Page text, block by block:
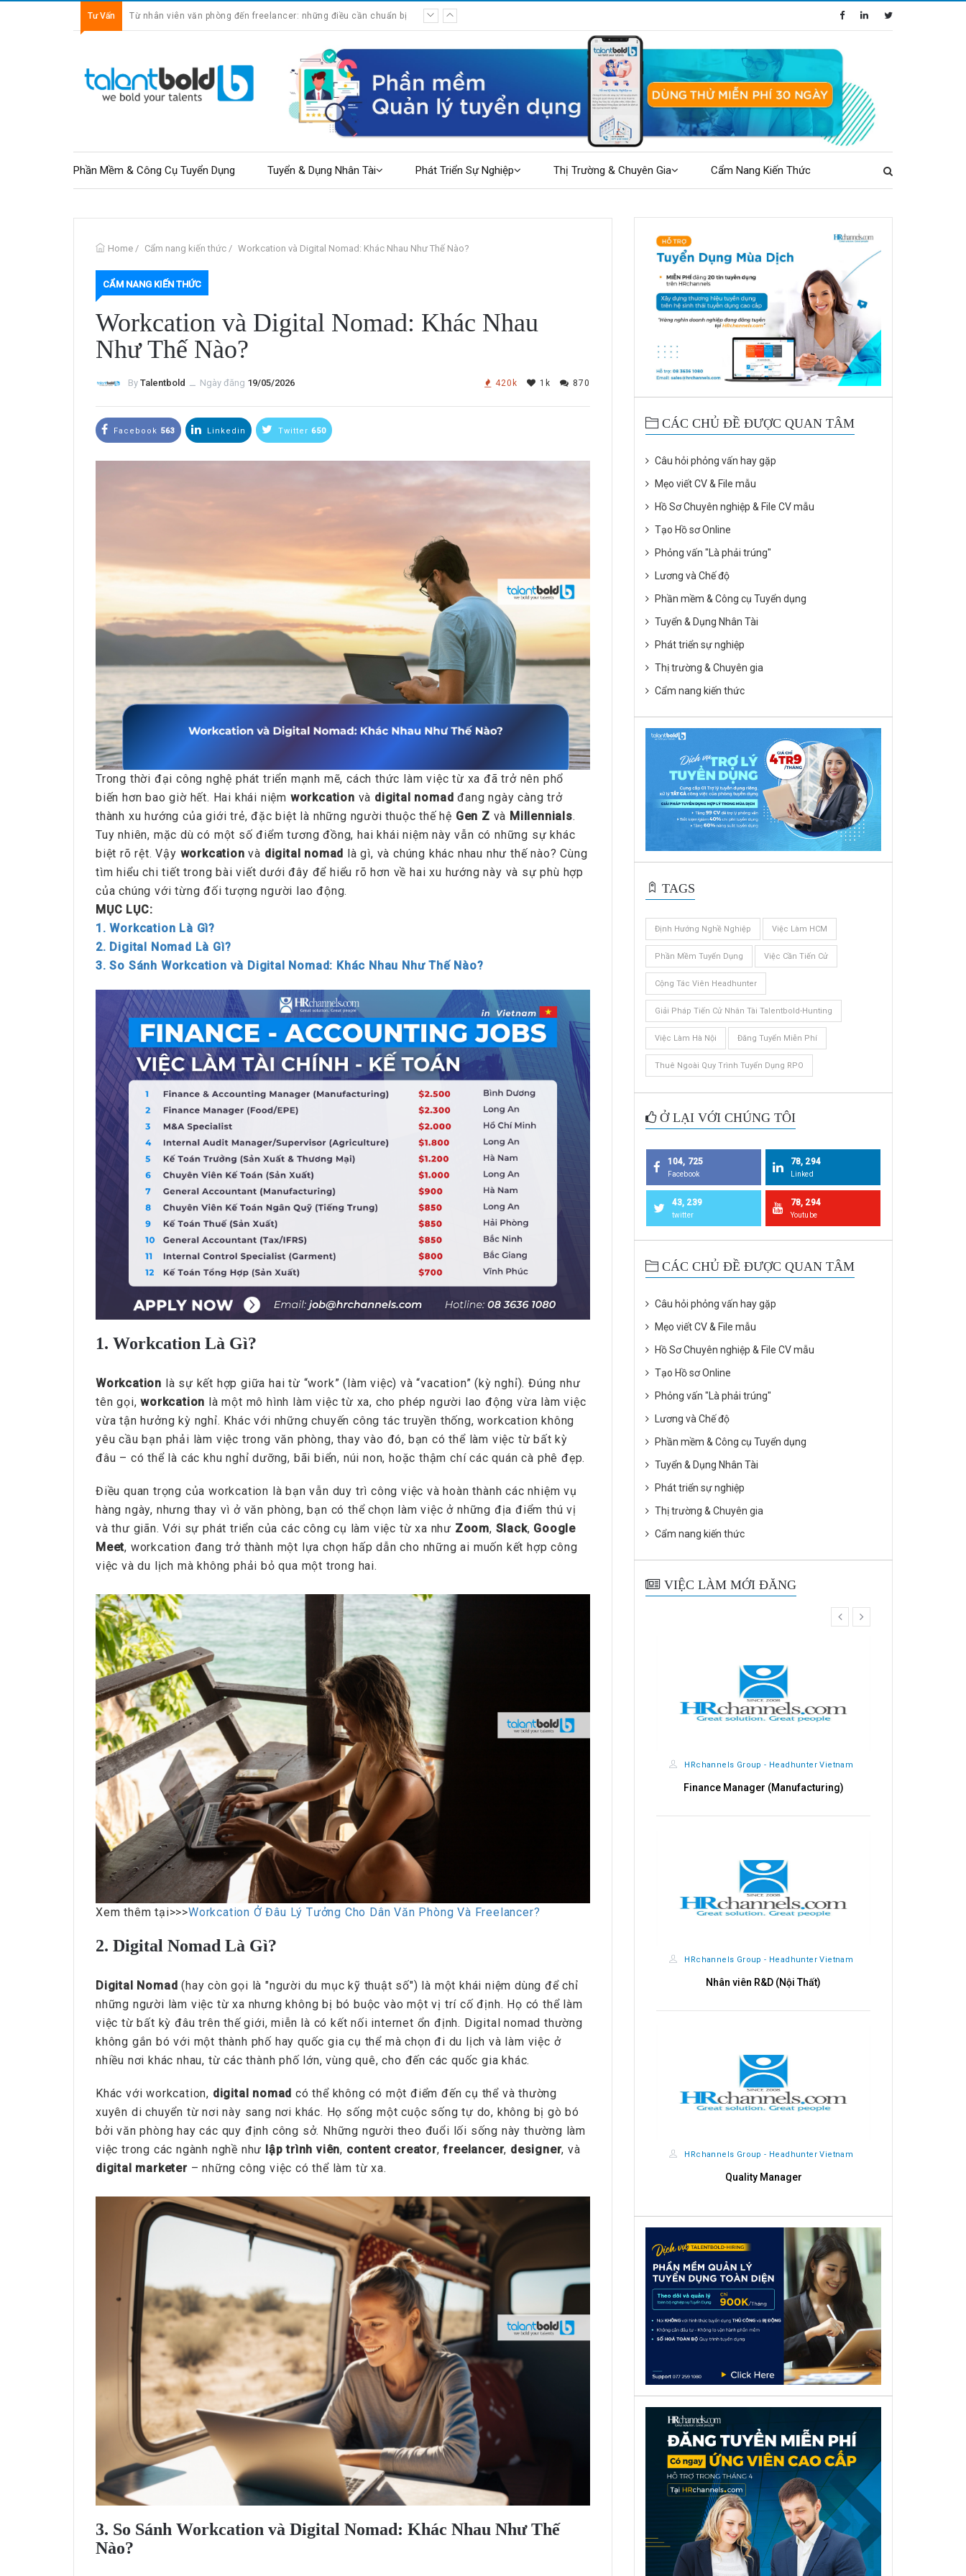
Tư Vấn
Từ nhân viên văn phòng đến freelancer: những điều cần chuẩn bị
Phần Mềm & Công Cụ Tuyển Dụng Tuyển & Dụng Nhân Tài Phát Triển Sự Nghiệp Thị Trường & Chuyên Gia Cẩm Nang Kiến Thức
Home / Cẩm nang kiến thức / Workcation và Digital Nomad: Khác Nhau Như Thế Nào?
CẨM NANG KIẾN THỨC
Workcation và Digital Nomad: Khác Nhau
Như Thế Nào?
By Talentbold ــ Ngày đăng 19/05/2026 420k 1k 870
Facebook 563 Linkedin Twitter 650
Trong thời đại công nghệ phát triển mạnh mẽ, cách thức làm việc từ xa đã trở nên phổ
biến hơn bao giờ hết. Hai khái niệm workcation và digital nomad đang ngày càng trở
thành xu hướng của giới trẻ, đặc biệt là những người thuộc thế hệ Gen Z và Millennials.
Tuy nhiên, mặc dù có một số điểm tương đồng, hai khái niệm này vẫn có những sự khác
biệt rõ rệt. Vậy workcation và digital nomad
là gì, và chúng khác nhau như thế nào? Cùng
tìm hiểu chi tiết trong bài viết dưới đây để hiểu rõ hơn về hai xu hướng này và sự phù hợp
của chúng với từng đối tượng người lao động.
MỤC LỤC:
1. Workcation Là Gì?
2. Digital Nomad Là Gì?
3. So Sánh Workcation và Digital Nomad: Khác Nhau Như Thế Nào?
1. Workcation Là Gì?
Workcation là sự kết hợp giữa hai từ “work” (làm việc) và “vacation” (kỳ nghỉ). Đúng như
tên gọi,workcation là một mô hình làm việc từ xa, cho phép người lao động vừa làm việc
vừa tận hưởng kỳ nghỉ. Khác với những chuyến công tác truyền thống, workcation không
yêu cầu bạn phải làm việc trong văn phòng, thay vào đó, bạn có thể làm việc từ bất kỳ
đâu – có thể là các khu nghỉ dưỡng, bãi biển, núi non, hoặc thậm chí các quán cà phê đẹp.
Điều quan trọng của workcation là bạn vẫn duy trì công việc và hoàn thành các nhiệm vụ
hàng ngày, nhưng thay vì ở văn phòng, bạn có thể chọn làm việc ở những địa điểm thú vị
và thư giãn. Với sự phát triển của các công cụ làm việc từ xa như Zoom, Slack, Google
Meet, workcation đang trở thành một lựa chọn hấp dẫn cho những ai muốn kết hợp công
việc và du lịch mà không phải bỏ qua một trong hai.
Xem thêm tại>>>Workcation Ở Đâu Lý Tưởng Cho Dân Văn Phòng Và Freelancer?
2. Digital Nomad Là Gì?
Digital Nomad (hay còn gọi là "người du mục kỹ thuật số") là một khái niệm dùng để chỉ
những người làm việc từ xa nhưng không bị bó buộc vào một vị trí cố định. Họ có thể làm
việc từ bất kỳ đâu trên thế giới, miễn là có kết nối internet ổn định. Digital nomad thường
không gắn bó với một thành phố hay quốc gia cụ thể mà chọn đi du lịch và làm việc ở
nhiều nơi khác nhau, từ các thành phố lớn, vùng quê, cho đến các quốc gia khác.
Khác với workcation, digital nomad có thể không có một điểm đến cụ thể và thường
xuyên di chuyển từ nơi này sang nơi khác. Họ sống một cuộc sống tự do, không bị gò bó
bởi văn phòng hay các quy định công sở. Những người theo đuổi lối sống này thường làm
việc trong các ngành nghề như lập trình viên, content creator,freelancer, designer, và
digital marketer– những công việc có thể làm từ xa.
3. So Sánh Workcation và Digital Nomad: Khác Nhau Như Thế
Nào?
CÁC CHỦ ĐỀ ĐƯỢC QUAN TÂM
Câu hỏi phỏng vấn hay gặp
Mẹo viết CV & File mẫu
Hồ Sơ Chuyên nghiệp & File CV mẫu
Tạo Hồ sơ Online
Phỏng vấn "Là phải trúng"
Lương và Chế độ
Phần mềm & Công cụ Tuyển dụng
Tuyển & Dụng Nhân Tài
Phát triển sự nghiệp
Thị trường & Chuyên gia
Cẩm nang kiến thức
TAGS
Định Hướng Nghề Nghiệp Việc Làm HCM
Phần Mềm Tuyển Dụng Việc Cần Tiến Cử
Cộng Tác Viên Headhunter
Giải Pháp Tiến Cử Nhân Tài Talentbold-Hunting
Việc Làm Hà Nội Đăng Tuyển Miễn Phí
Thuê Ngoài Quy Trình Tuyển Dụng RPO
Ở LẠI VỚI CHÚNG TÔI
104, 725
Facebook
78, 294
Linked
43, 239
twitter
78, 294
Youtube
CÁC CHỦ ĐỀ ĐƯỢC QUAN TÂM
Câu hỏi phỏng vấn hay gặp
Mẹo viết CV & File mẫu
Hồ Sơ Chuyên nghiệp & File CV mẫu
Tạo Hồ sơ Online
Phỏng vấn "Là phải trúng"
Lương và Chế độ
Phần mềm & Công cụ Tuyển dụng
Tuyển & Dụng Nhân Tài
Phát triển sự nghiệp
Thị trường & Chuyên gia
Cẩm nang kiến thức
VIỆC LÀM MỚI ĐĂNG
HRchannels Group - Headhunter Vietnam
Project Electrical Engineer
Phiên Dịch Anh - Trung
HRchannels Group - Headhunter Vietnam
Merchandise Manager
Nhân viên R&D (Nội Thất)
HRchannels Group - Headhunter Vietnam
HRchannels Group - Headhunter Vietnam
Quality Manager (Electrical)
HRchannels Group - Headhunter Vietnam
Import - Export & Sales Admin Executive
HRchannels Group - Headhunter Vietnam
Giám Sát Ca Sản Xuất
prev